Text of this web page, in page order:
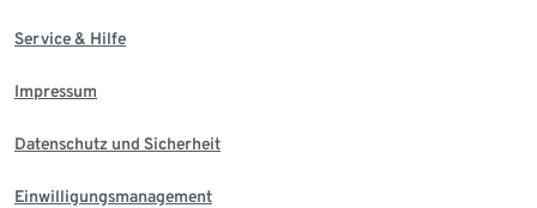
Service & Hilfe
Impressum
Datenschutz und Sicherheit
Einwilligungsmanagement